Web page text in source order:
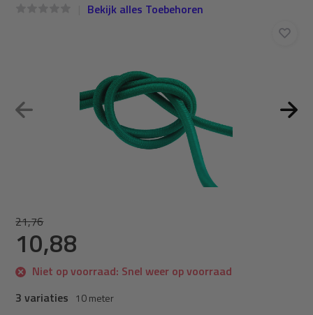
Bekijk alles Toebehoren
21,76
10,88
Niet op voorraad: Snel weer op voorraad
3 variaties 10 meter